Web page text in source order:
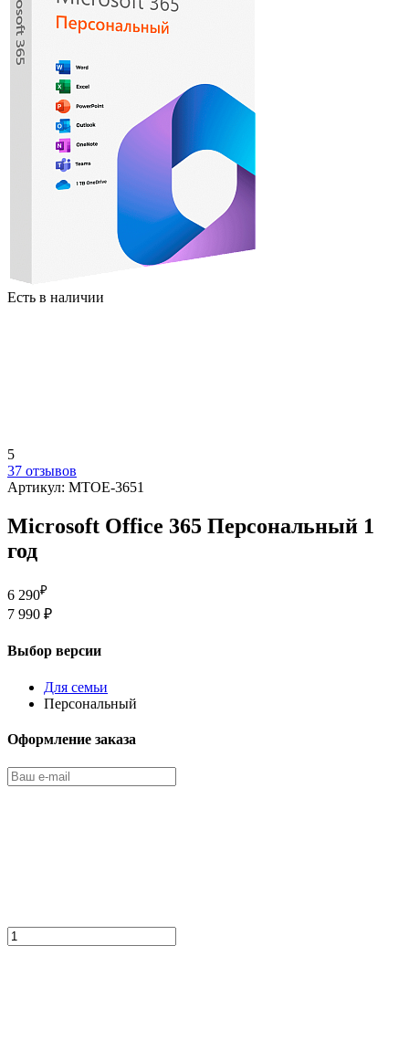
Есть в наличии
5
37 отзывов
Артикул: MTOE-3651
Microsoft Office 365 Персональный 1
год
6 290₽
7 990 ₽
Выбор версии
Для семьи
Персональный
Оформление заказа